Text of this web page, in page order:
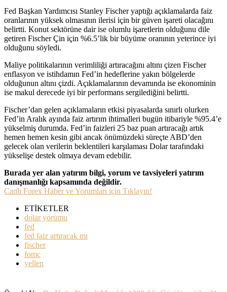
Fed Başkan Yardımcısı Stanley Fischer yaptığı açıklamalarda faiz
oranlarının yüksek olmasının ilerisi için bir güven işareti olacağını
belirtti. Konut sektörüne dair ise olumlu işaretlerin olduğunu dile
getiren Fischer Çin için %6.5’lik bir büyüme oranının yeterince iyi
olduğunu söyledi.
Maliye politikalarının verimliliği artıracağını altını çizen Fischer
enflasyon ve istihdamın Fed’in hedeflerine yakın bölgelerde
olduğunun altını çizdi. Açıklamalarının devamında ise ekonominin
ise makul derecede iyi bir performans sergilediğini belirtti.
Fischer’dan gelen açıklamaların etkisi piyasalarda sınırlı olurken
Fed’in Aralık ayında faiz artırım ihtimalleri bugün itibariyle %95.4’e
yükselmiş durumda. Fed’in faizleri 25 baz puan artıracağı artık
hemen hemen kesin gibi ancak önümüzdeki süreçte ABD’den
gelecek olan verilerin beklentileri karşılaması Dolar tarafındaki
yükselişe destek olmaya devam edebilir.
Burada yer alan yatırım bilgi, yorum ve tavsiyeleri yatırım
danışmanlığı kapsamında değildir.
Canlı Forex Haber ve Yorumları için Tıklayın!
ETİKETLER
dolar yorumu
fed
fed faiz artıracak mı
fischer
fomc
yellen